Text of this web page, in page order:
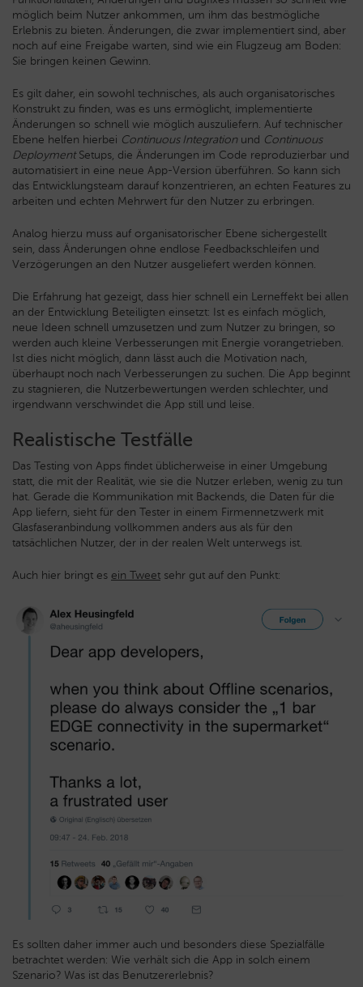
möglich beim Nutzer ankommen, um ihm das bestmögliche
Erlebnis zu bieten. Änderungen, die zwar implementiert sind, aber
noch auf eine Freigabe warten, sind wie ein Flugzeug am Boden:
Sie bringen keinen Gewinn.
Es gilt daher, ein sowohl technisches, als auch organisatorisches
Konstrukt zu finden, was es uns ermöglicht, implementierte
Änderungen so schnell wie möglich auszuliefern. Auf technischer
Ebene helfen hierbei Continuous Integrationund Continuous
DeploymentSetups, die Änderungen im Code reproduzierbar und
automatisiert in eine neue App-Version überführen. So kann sich
das Entwicklungsteam darauf konzentrieren, an echten Features zu
arbeiten und echten Mehrwert für den Nutzer zu erbringen.
Analog hierzu muss auf organisatorischer Ebene sichergestellt
sein, dass Änderungen ohne endlose Feedbackschleifen und
Verzögerungen an den Nutzer ausgeliefert werden können.
Die Erfahrung hat gezeigt, dass hier schnell ein Lerneffekt bei allen
an der Entwicklung Beteiligten einsetzt: Ist es einfach möglich,
neue Ideen schnell umzusetzen und zum Nutzer zu bringen, so
werden auch kleine Verbesserungen mit Energie vorangetrieben.
Ist dies nicht möglich, dann lässt auch die Motivation nach,
überhaupt noch nach Verbesserungen zu suchen. Die App beginnt
zu stagnieren, die Nutzerbewertungen werden schlechter, und
irgendwann verschwindet die App still und leise.
Realistische Testfälle
Das Testing von Apps findet üblicherweise in einer Umgebung
statt, die mit der Realität, wie sie die Nutzer erleben, wenig zu tun
hat. Gerade die Kommunikation mit Backends, die Daten für die
App liefern, sieht für den Tester in einem Firmennetzwerk mit
Glasfaseranbindung vollkommen anders aus als für den
tatsächlichen Nutzer, der in der realen Welt unterwegs ist.
Auch hier bringt es ein Tweet sehr gut auf den Punkt:
Es sollten daher immer auch und besonders diese Spezialfälle
betrachtet werden: Wie verhält sich die App in solch einem
Szenario? Was ist das Benutzererlebnis?